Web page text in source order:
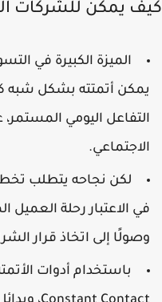
يمكن للشركات
الميزة الكبيرة في
أتمتته بشكل شبه
اليومي
لكن نجاحه يتطلب
الاعتبار رحلة العميل
إلى اتخاذ قرار الشراء.